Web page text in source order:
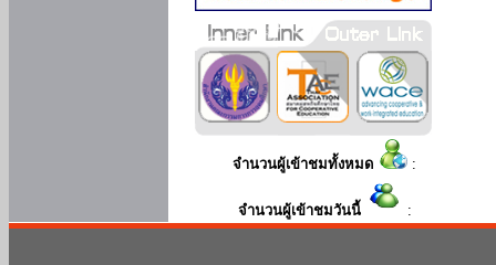
จำนวนผู้เข้าชมทั้งหมด :
จำนวนผู้เข้าชมวันนี้ :